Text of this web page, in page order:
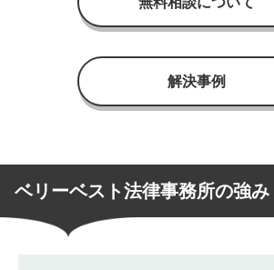
解決事例
ベリーベスト法律事務所の強み